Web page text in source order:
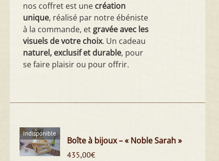
nos coffret est une création
unique, réalisé par notre ébéniste
à la commande, et gravée avec les
visuels de votre choix. Un cadeau
naturel, exclusif et durable, pour
se faire plaisir ou pour offrir.
Indisponible
Boîte à bijoux – « Noble Sarah »
435,00€